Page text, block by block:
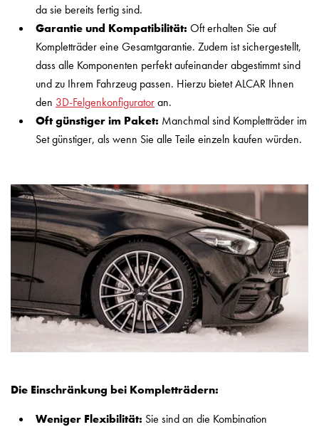
da sie bereits fertig sind.
Garantie und Kompatibilität: Oft erhalten Sie auf
Kompletträder eine Gesamtgarantie. Zudem ist sichergestellt,
dass alle Komponenten perfekt aufeinander abgestimmt sind
und zu Ihrem Fahrzeug passen. Hierzu bietet ALCAR Ihnen
den 3D-Felgenkonfiguratoran.
Oft günstiger im Paket: Manchmal sind Kompletträder im
Set günstiger, als wenn Sie alle Teile einzeln kaufen würden.
Die Einschränkung bei Kompletträdern:
Weniger Flexibilität: Sie sind an die Kombination